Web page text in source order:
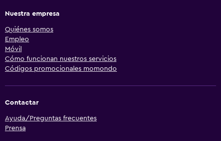
Nuestra empresa
Quiénes somos
Empleo
Móvil
Cómo funcionan nuestros servicios
Códigos promocionales momondo
Contactar
Ayuda/Preguntas frecuentes
Prensa